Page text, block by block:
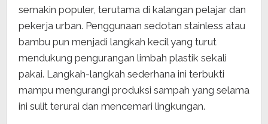
semakin populer, terutama di kalangan pelajar dan
pekerja urban. Penggunaan sedotan stainless atau
bambu pun menjadi langkah kecil yang turut
mendukung pengurangan limbah plastik sekali
pakai. Langkah-langkah sederhana ini terbukti
mampu mengurangi produksi sampah yang selama
ini sulit terurai dan mencemari lingkungan.